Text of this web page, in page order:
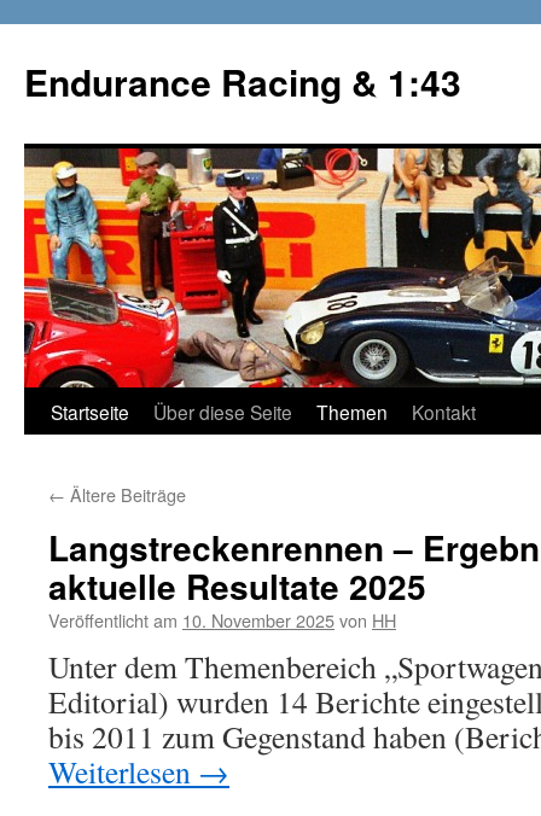
springen
Endurance Racing & 1:43
Startseite Über diese Seite Themen Kontakt
← Ältere Beiträge
Langstreckenrennen –
aktuelle Resultate 2025
Veröffentlicht am 10. November 2025von HH
Unter dem Themenbereich
Editorial) wurden 14 Berichte
bis 2011 zum Gegenstand haben
Weiterlesen →